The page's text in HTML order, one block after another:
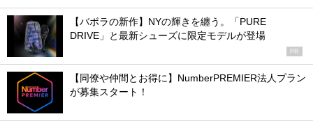
【バボラの新作】NYの輝きを纏う。「PURE
DRIVE」と最新シューズに限定モデルが登場
PR
【同僚や仲間とお得に】NumberPREMIER法人プラン
が募集スタート！